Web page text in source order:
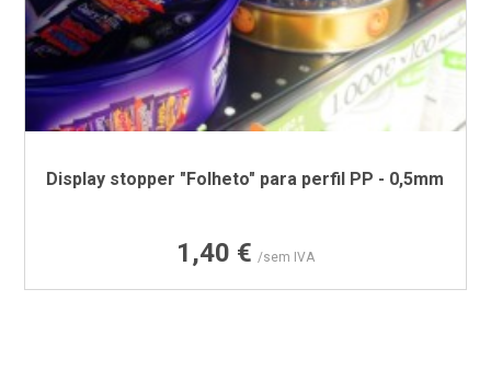
Display stopper "Folheto" para perfil PP - 0,5mm
Preço
1,40 € /sem IVA